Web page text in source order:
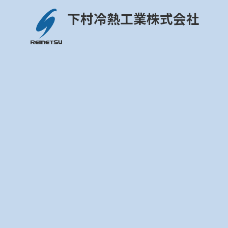
下村冷熱工業株式会社